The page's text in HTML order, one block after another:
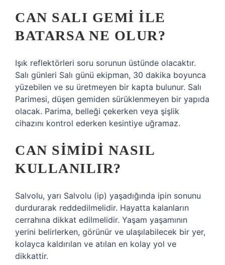
CAN SALI GEMI ILE
BATARSA NE OLUR?
Işık reflektörleri soru sorunun üstünde olacaktır.
Salı günleri Salı günü ekipman, 30 dakika boyunca
yüzebilen ve su üretmeyen bir kapta bulunur. Salı
Parimesi, düşen gemiden sürüklenmeyen bir yapıda
olacak. Parima, belleği çekerken veya şişlik
cihazını kontrol ederken kesintiye uğramaz.
CAN SIMIDI NASIL
KULLANILIR?
Salvolu, yarı Salvolu (ip) yaşadığında ipin sonunu
durdurarak reddedilmelidir. Hayatta kalanların
cerrahına dikkat edilmelidir. Yaşam yaşamının
yerini belirlerken, görünür ve ulaşılabilecek bir yer,
kolayca kaldırılan ve atılan en kolay yol ve
dikkattir.